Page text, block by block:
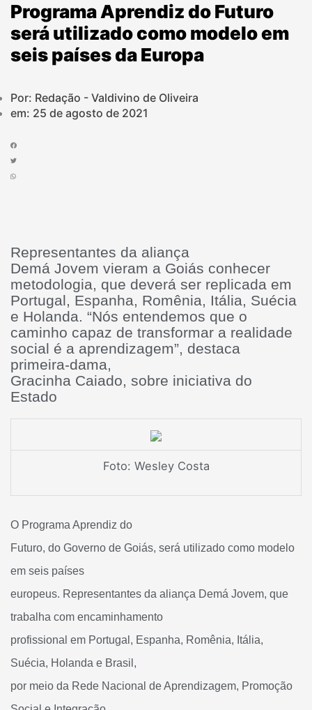
Programa Aprendiz do Futuro
será utilizado como modelo em
seis países da Europa
Por: Redação - Valdivino de Oliveira
em: 25 de agosto de 2021
Representantes da aliança
Demá Jovem vieram a Goiás conhecer
metodologia, que deverá ser replicada em
Portugal, Espanha, Romênia, Itália, Suécia
e Holanda. “Nós entendemos que o
caminho capaz de transformar a realidade
social é a aprendizagem”, destaca
primeira-dama,
Gracinha Caiado, sobre iniciativa do
Estado
Foto: Wesley Costa
O Programa Aprendiz do
Futuro, do Governo de Goiás, será utilizado como modelo
em seis países
europeus. Representantes da aliança Demá Jovem, que
trabalha com encaminhamento
profissional em Portugal, Espanha, Romênia, Itália,
Suécia, Holanda e Brasil,
por meio da Rede Nacional de Aprendizagem, Promoção